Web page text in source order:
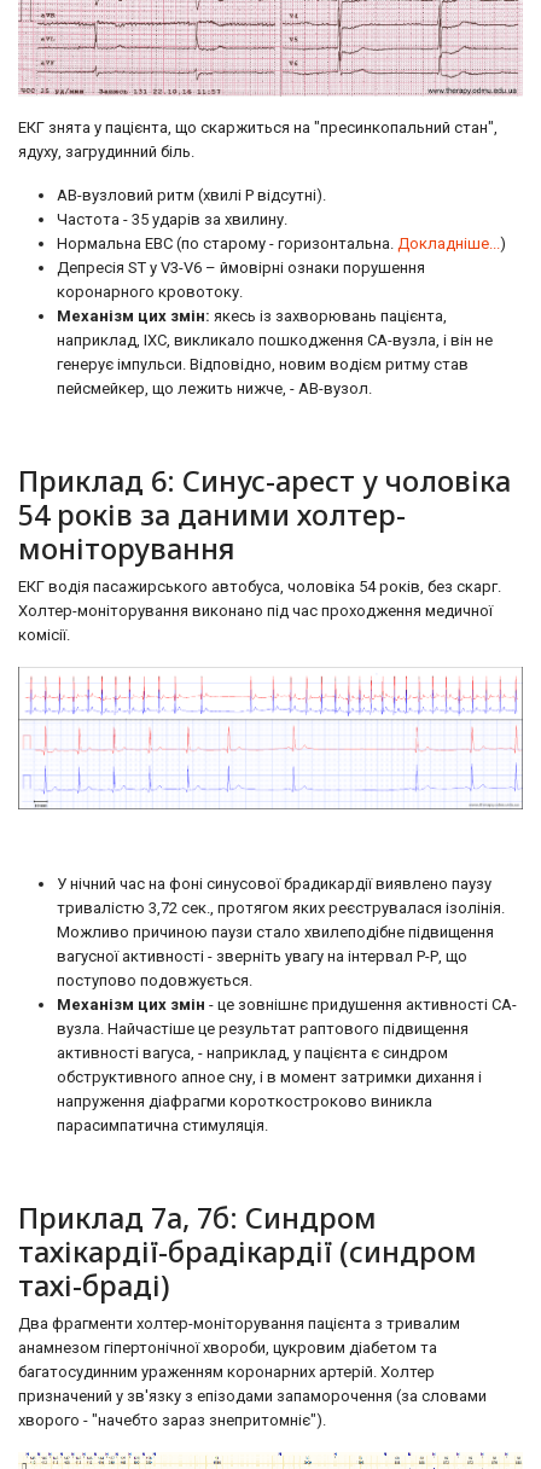
ЕКГ знята у пацієнта, що скаржиться на "пресинкопальний стан",
ядуху, загрудинний біль.
АВ-вузловий ритм (хвилі Р відсутні).
Частота - 35 ударів за хвилину.
Нормальна ЕВС (по старому - горизонтальна. Докладніше... )
Депресія ST у V3-V6 – ймовірні ознаки порушення
коронарного кровотоку.
Механізм цих змін: якесь із захворювань пацієнта,
наприклад, ІХС, викликало пошкодження СА-вузла, і він не
генерує імпульси. Відповідно, новим водієм ритму став
пейсмейкер, що лежить нижче, - АВ-вузол.
Приклад 6: Синус-арест у чоловіка
54 років за даними холтер-
моніторування
ЕКГ водія пасажирського автобуса, чоловіка 54 років, без скарг.
Холтер-моніторування виконано під час проходження медичної
комісії.
У нічний час на фоні синусової брадикардії виявлено паузу
тривалістю 3,72 сек., протягом яких реєструвалася ізолінія.
Можливо причиною паузи стало хвилеподібне підвищення
вагусної активності - зверніть увагу на інтервал Р-Р, що
поступово подовжується.
Механізм цих змін - це зовнішнє придушення активності СА-
вузла. Найчастіше це результат раптового підвищення
активності вагуса, - наприклад, у пацієнта є синдром
обструктивного апное сну, і в момент затримки дихання і
напруження діафрагми короткостроково виникла
парасимпатична стимуляція.
Приклад 7а, 7б: Синдром
тахікардії-брадікардії (синдром
тахі-браді)
Два фрагменти холтер-моніторування пацієнта з тривалим
анамнезом гіпертонічної хвороби, цукровим діабетом та
багатосудинним ураженням коронарних артерій. Холтер
призначений у зв'язку з епізодами запаморочення (за словами
хворого - "начебто зараз знепритомніє").